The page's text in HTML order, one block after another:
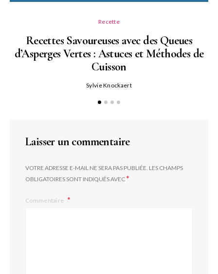
Recette
Recettes Savoureuses avec des Queues
d’Asperges Vertes : Astuces et Méthodes de
Cuisson
Sylvie Knockaert
Laisser un commentaire
VOTRE ADRESSE E-MAIL NE SERA PAS PUBLIÉE. LES CHAMPS
OBLIGATOIRES SONT INDIQUÉS AVEC*
Commentaire